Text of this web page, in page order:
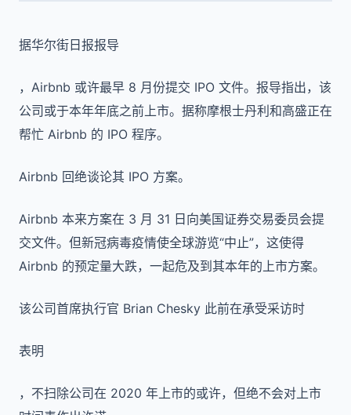
据华尔街日报报导
，Airbnb 或许最早 8 月份提交 IPO 文件。报导指出，该
公司或于本年年底之前上市。据称摩根士丹利和高盛正在
帮忙 Airbnb 的 IPO 程序。
Airbnb 回绝谈论其 IPO 方案。
Airbnb 本来方案在 3 月 31 日向美国证券交易委员会提
交文件。但新冠病毒疫情使全球游览“中止”，这使得
Airbnb 的预定量大跌，一起危及到其本年的上市方案。
该公司首席执行官 Brian Chesky 此前在承受采访时
表明
，不扫除公司在 2020 年上市的或许，但绝不会对上市